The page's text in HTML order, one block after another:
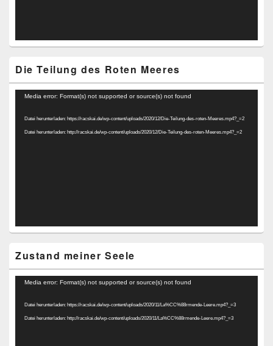
Die Teilung des Roten Meeres
Video-
Media error: Format(s) not supported or source(s) not found
Datei herunterladen: https://racskai.de/wp-content/uploads/2020/12/Die-Teilung-des-roten-Meeres.mp4?_=2
Datei herunterladen: http://racskai.de/wp-content/uploads/2020/12/Die-Teilung-des-roten-Meeres.mp4?_=2
Zustand meiner Seele
Video-
Media error: Format(s) not supported or source(s) not found
Datei herunterladen: https://racskai.de/wp-content/uploads/2020/11/La%CC%88rmende-Leere.mp4?_=3
Datei herunterladen: http://racskai.de/wp-content/uploads/2020/11/La%CC%88rmende-Leere.mp4?_=3